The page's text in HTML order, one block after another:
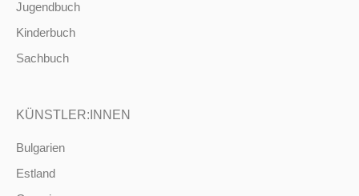
Jugendbuch
Kinderbuch
Sachbuch
KÜNSTLER:INNEN
Bulgarien
Estland